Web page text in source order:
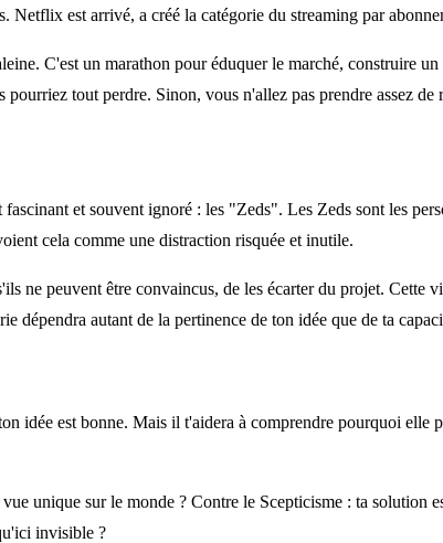
Netflix est arrivé, a créé la catégorie du streaming par
C'est un marathon pour éduquer le marché, construire
tout perdre. Sinon, vous n'allez pas prendre assez de
et souvent ignoré : les "Zeds". Les Zeds sont les
cela comme une distraction risquée et inutile.
ne peuvent être convaincus, de les écarter du projet.
dépendra autant de la pertinence de ton idée que de ta
idée est bonne. Mais il t'aidera à comprendre pourquoi
unique sur le monde ? Contre le Scepticisme : ta
invisible ?